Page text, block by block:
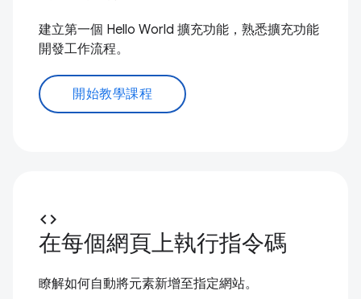
建立第一個 Hello World 擴充功能，熟悉擴充功能
開發工作流程。
開始教學課程
code
在每個網頁上執行指令碼
瞭解如何自動將元素新增至指定網站。